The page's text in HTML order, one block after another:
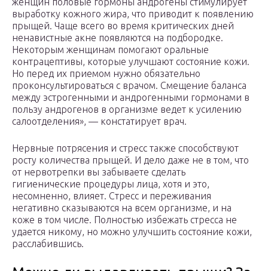
выработку кожного жира, что приводит к появлению
прыщей. Чаще всего во время критических дней
ненавистные акне появляются на подбородке.
Некоторым женщинам помогают оральные
контрацептивы, которые улучшают состояние кожи.
Но перед их приемом нужно обязательно
проконсультироваться с врачом. Смещение баланса
между эстрогенными и андрогенными гормонами в
пользу андрогенов в организме ведет к усилению
салоотделения», — констатирует врач.
Нервные потрясения и стресс также способствуют
росту количества прыщей. И дело даже не в том, что
от нервотрепки вы забываете сделать
гигиенические процедуры лица, хотя и это,
несомненно, влияет. Стресс и переживания
негативно сказываются на всем организме, и на
коже в том числе. Полностью избежать стресса не
удается никому, но можно улучшить состояние кожи,
расслабившись.